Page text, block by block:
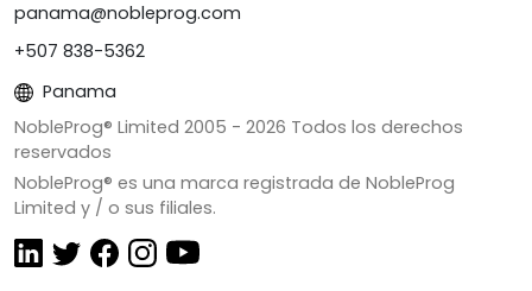
panama@nobleprog.com
+507 838-5362
Panama
NobleProg® Limited 2005 - 2026 Todos los derechos
reservados
NobleProg® es una marca registrada de NobleProg
Limited y / o sus filiales.